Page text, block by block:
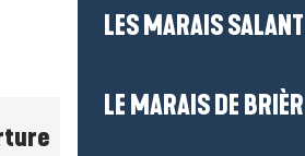
LES MARAIS
LE MARAIS DE